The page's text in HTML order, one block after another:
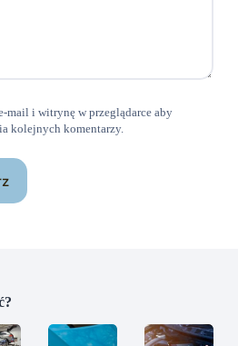
mail i witrynę w przeglądarce aby
kolejnych komentarzy.